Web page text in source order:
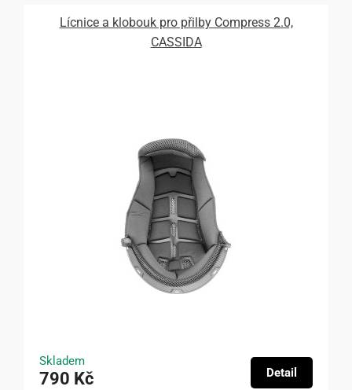
Lícnice a klobouk pro přilby Compress 2.0,
CASSIDA
Skladem
790 Kč Detail